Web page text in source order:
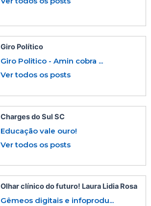
Giro Político
Giro Politico - Amin cobra ...
Ver todos os posts
Charges do Sul SC
Educação vale ouro!
Ver todos os posts
Olhar clínico do futuro! Laura Lidia Rosa
Gêmeos digitais e infoprodu...